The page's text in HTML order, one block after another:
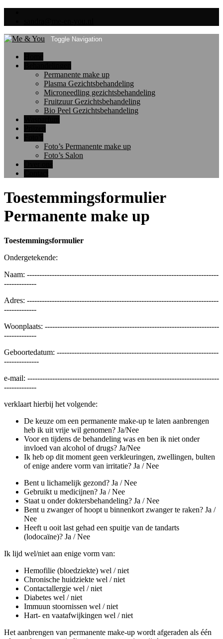
Toggle Navigation
Permanente make up
Plasma Gezichtsbehandeling
Microneedling gezichtsbehandeling
Fruitzuur Gezichtsbehandeling
Bio Peel Gezichtsbehandeling
Foto’s Permanente make up
Foto’s Salon
Toestemmingsformulier
Permanente make up
Toestemmingsformulier
Ondergetekende:
Naam: -----------------------------------------------------------------------------
-------------
Adres: -----------------------------------------------------------------------------
-------------
Woonplaats: ----------------------------------------------------------------------
-------------
Geboortedatum: -----------------------------------------------------------------
--------------
e-mail: -----------------------------------------------------------------------------
-------------
verklaart hierbij het volgende:
De keuze om een permanente make-up te laten aanbrengen
heb ik uit vrije wil genomen? Ja/Nee
Voor en tijdens de behandeling was en ben ik niet onder
invloed van alcohol of drugs? Ja/Nee
Ik heb op dit moment geen verkleuringen, zwellingen, bulten
of enige andere vorm van irritatie? Ja / Nee
Bent u lichamelijk gezond? Ja / Nee
Gebruikt u medicijnen? Ja / Nee
Staat u onder doktersbehandeling? Ja / Nee
Bent u zwanger of hoopt u binnenkort zwanger te raken? Ja /
Nee
Heeft u ooit last gehad een spuitje van de tandarts
(lodocaïne)? Ja / Nee
Ik lijd wel/niet aan enige vorm van:
Hemofilie (bloedziekte) wel / niet
Chronische huidziekte wel / niet
Contactallergie wel / niet
Diabetes wel / niet
Immuun stoornissen wel / niet
Hart- en vaatafwijkingen wel / niet
Het aanbrengen van permanente make-up wordt afgeraden als één